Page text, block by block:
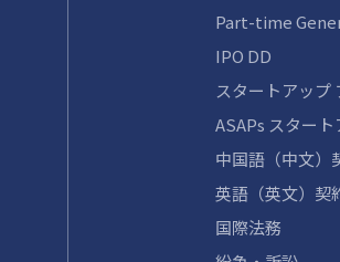
Part-time
IPO DD
スタートアップ
ASAPs スター
中国語（中文）
英語（英文）契
国際法務